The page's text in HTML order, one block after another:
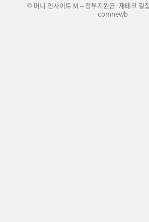
© 머니 인사이트 M – 정부지원금·재테크
comnewb